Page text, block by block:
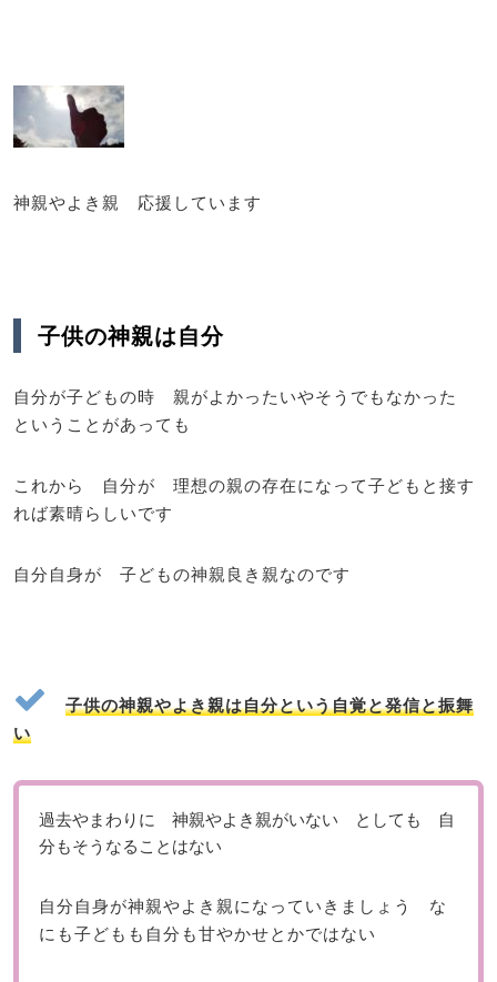
神親やよき親 応援しています
子供の神親は自分
自分が子どもの時 親がよかったいやそうでもなかった
ということがあっても
これから 自分が 理想の親の存在になって子どもと接す
れば素晴らしいです
自分自身が 子どもの神親良き親なのです
子供の神親やよき親は自分という自覚と発信と振舞
い
過去やまわりに 神親やよき親がいない としても 自
分もそうなることはない
自分自身が神親やよき親になっていきましょう な
にも子どもも自分も甘やかせとかではない